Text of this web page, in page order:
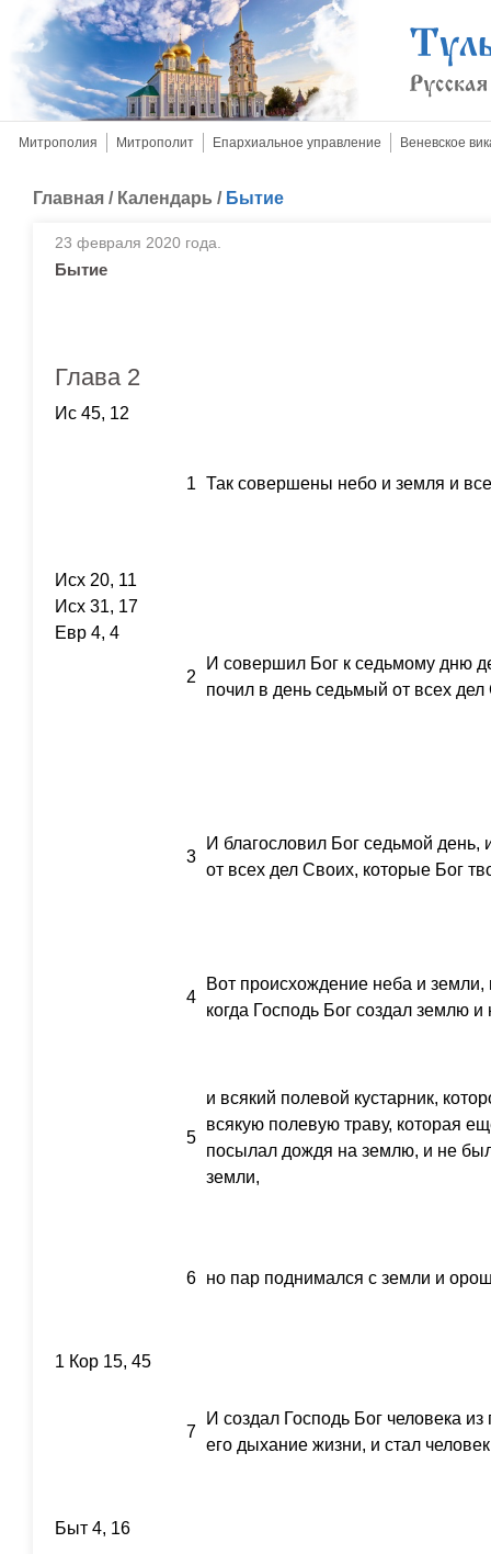
Митрополия Митрополит Епархиальное управление Веневское
Главная / Календарь / Бытие
23 февраля 2020 года.
Бытие
Глава 2
Ис 45, 12
1 Так совершены небо и земля и
Исх 20, 11
Исх 31, 17
Евр 4, 4
2
И совершил Бог к седьмому дню
почил в день седьмый от всех
3
И благословил Бог седьмой день,
от всех дел Своих, которые Бог
4
Вот происхождение неба и
когда Господь Бог создал землю и
5
и всякий полевой кустарник,
всякую полевую траву, которая
посылал дождя на землю, и не
земли,
6 но пар поднимался с земли и
1 Кор 15, 45
7
И создал Господь Бог человека
его дыхание жизни, и стал
Быт 4, 16